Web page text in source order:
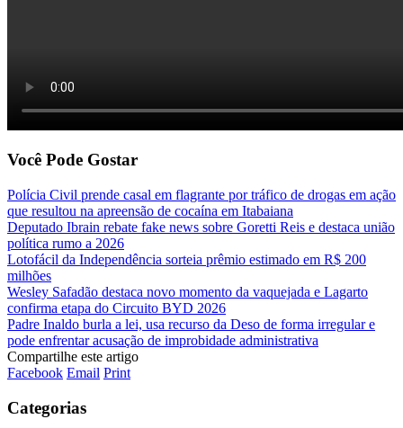
Você Pode Gostar
Polícia Civil prende casal em flagrante por tráfico de drogas em ação
que resultou na apreensão de cocaína em Itabaiana
Deputado Ibrain rebate fake news sobre Goretti Reis e destaca união
política rumo a 2026
Lotofácil da Independência sorteia prêmio estimado em R$ 200
milhões
Wesley Safadão destaca novo momento da vaquejada e Lagarto
confirma etapa do Circuito BYD 2026
Padre Inaldo burla a lei, usa recurso da Deso de forma irregular e
pode enfrentar acusação de improbidade administrativa
Compartilhe este artigo
Facebook Email Print
Categorias